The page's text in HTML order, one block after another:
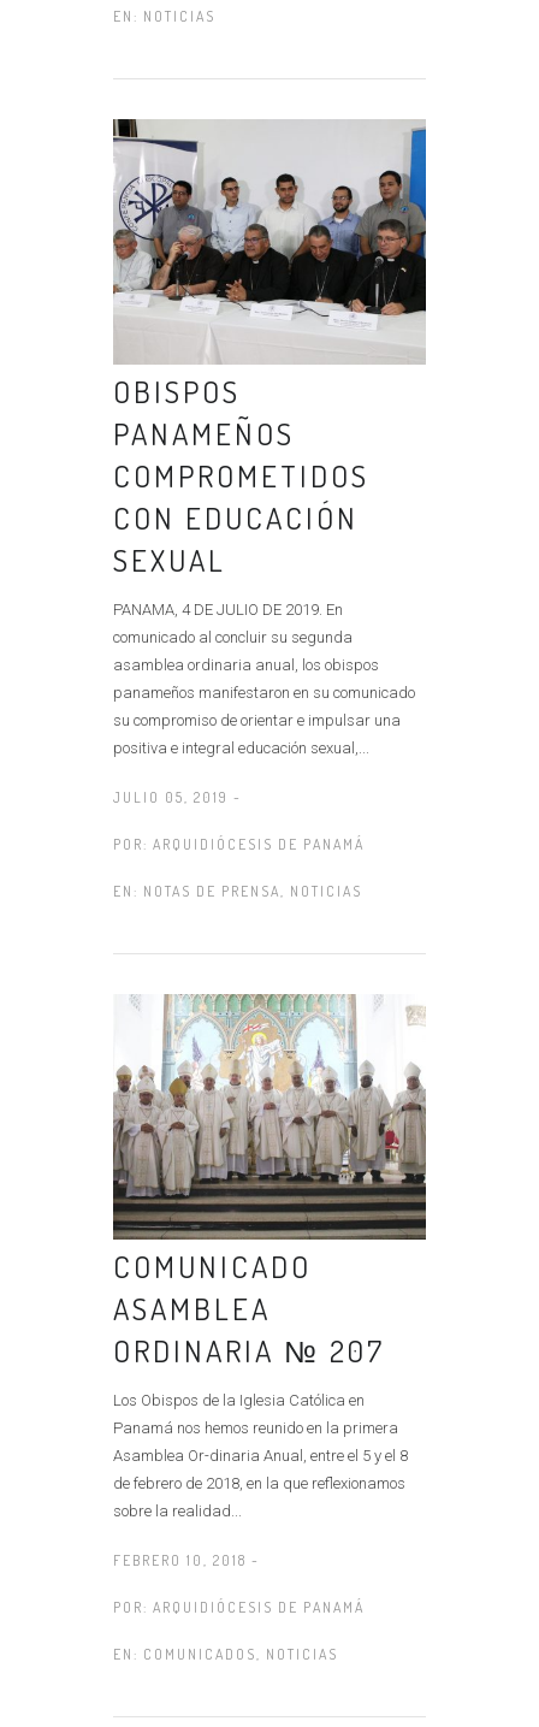
EN: NOTICIAS
OBISPOS
PANAMEÑOS
COMPROMETIDOS
CON EDUCACIÓN
SEXUAL
PANAMA, 4 DE JULIO DE 2019. En
comunicado al concluir su segunda
asamblea ordinaria anual, los obispos
panameños manifestaron en su comunicado
su compromiso de orientar e impulsar una
positiva e integral educación sexual,...
JULIO 05, 2019 -
POR: ARQUIDIÓCESIS DE PANAMÁ
EN: NOTAS DE PRENSA, NOTICIAS
COMUNICADO
ASAMBLEA
ORDINARIA № 207
Los Obispos de la Iglesia Católica en
Panamá nos hemos reunido en la primera
Asamblea Or-dinaria Anual, entre el 5 y el 8
de febrero de 2018, en la que reflexionamos
sobre la realidad...
FEBRERO 10, 2018 -
POR: ARQUIDIÓCESIS DE PANAMÁ
EN: COMUNICADOS, NOTICIAS